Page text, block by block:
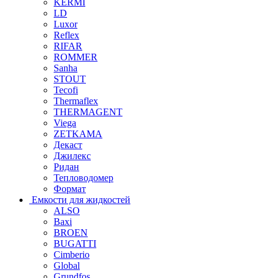
LD
Luxor
Reflex
RIFAR
ROMMER
Sanha
STOUT
Tecofi
Thermaflex
THERMAGENT
Viega
ZETKAMA
Декаст
Джилекс
Ридан
Тепловодомер
Формат
Емкости для жидкостей
ALSO
Baxi
BROEN
BUGATTI
Cimberio
Global